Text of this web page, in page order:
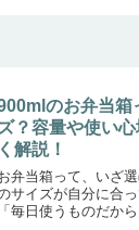
のお弁当箱
ズ？容量や使い
く解説！
弁当箱って、いざ
サイズが自分に合っ
「毎日使うものだか